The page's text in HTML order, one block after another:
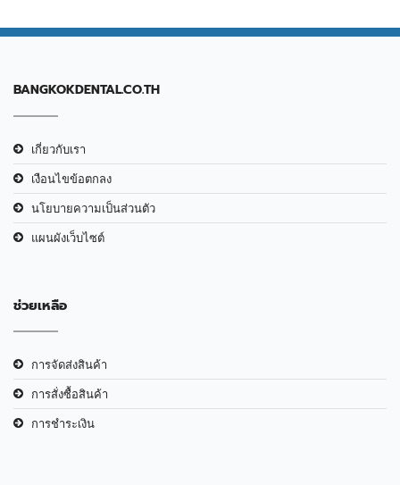
BANGKOKDENTAL.CO.TH
เกี่ยวกับเรา
เงือนไขข้อตกลง
นโยบายความเป็นส่วนตัว
แผนผังเว็บไซต์
ช่วยเหลือ
การจัดส่งสินค้า
การสั่งซื้อสินค้า
การชำระเงิน